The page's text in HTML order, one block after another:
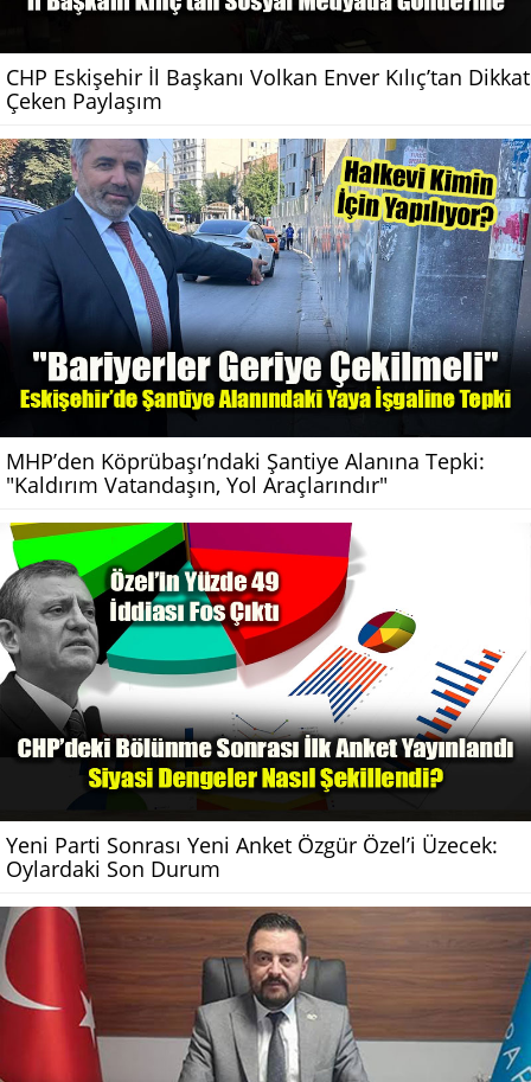
CHP Eskişehir İl Başkanı Volkan Enver Kılıç’tan Dikkat
Çeken Paylaşım
MHP’den Köprübaşı’ndaki Şantiye Alanına Tepki:
"Kaldırım Vatandaşın, Yol Araçlarındır"
Yeni Parti Sonrası Yeni Anket Özgür Özel’i Üzecek:
Oylardaki Son Durum